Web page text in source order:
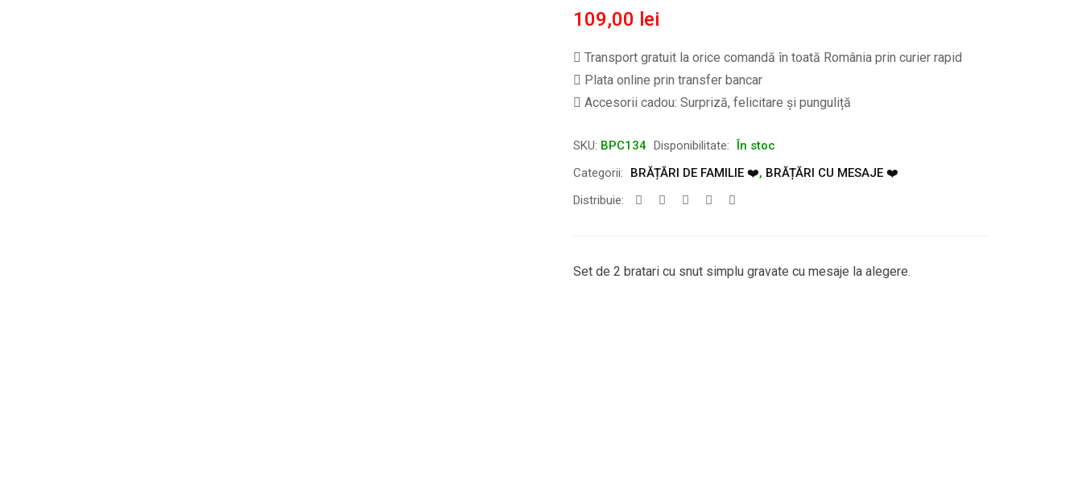
109,00 lei
Transport gratuit la orice comandă în toată România prin curier rapid
Plata online prin transfer bancar
Accesorii cadou: Surpriză, felicitare și punguliță
SKU: BPC134 Disponibilitate: În stoc
Categorii:
BRĂȚĂRI DE FAMILIE ❤️, BRĂȚĂRI CU MESAJE ❤️
Distribuie:
Set de 2 bratari cu snut simplu gravate cu mesaje la alegere.